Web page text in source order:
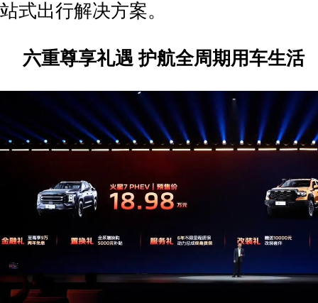
站式出行解决方案。
六重尊享礼遇 护航全周期用车生活